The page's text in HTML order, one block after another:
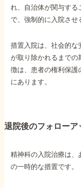
れ、自治体が関与する
で、強制的に入院させ
措置入院は、社会的な
が取り除かれるまでの
徴は、患者の権利保護
にあります。
退院後のフォロー
精神科の入院治療は、
の一時的な措置です。